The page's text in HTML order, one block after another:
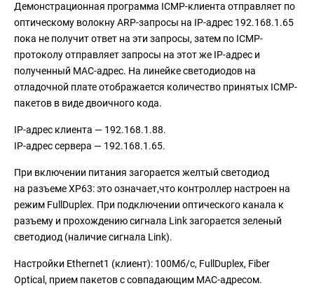
Демонстрационная программа ICMP-клиента отправляет по
оптическому волокну ARP-запросы на IP-адрес 192.168.1.65
пока не получит ответ на эти запросы, затем по ICMP-
протоколу отправляет запросы на этот же IP-адрес и
полученный MAC-адрес. На линейке светодиодов на
отладочной плате отображается количество принятых ICMP-
пакетов в виде двоичного кода.
IP-адрес клиента — 192.168.1.88.
IP-адрес сервера — 192.168.1.65.
При включении питания загорается желтый светодиод
на разъеме XP63: это означает,что контроллер настроен на
режим FullDuplex. При подключении оптического канала к
разъему и прохождению сигнала Link загорается зеленый
светодиод (наличие сигнала Link).
Настройки Ethernet1 (клиент): 100Мб/с, FullDuplex, Fiber
Optical, прием пакетов с совпадающим MAC-адресом.